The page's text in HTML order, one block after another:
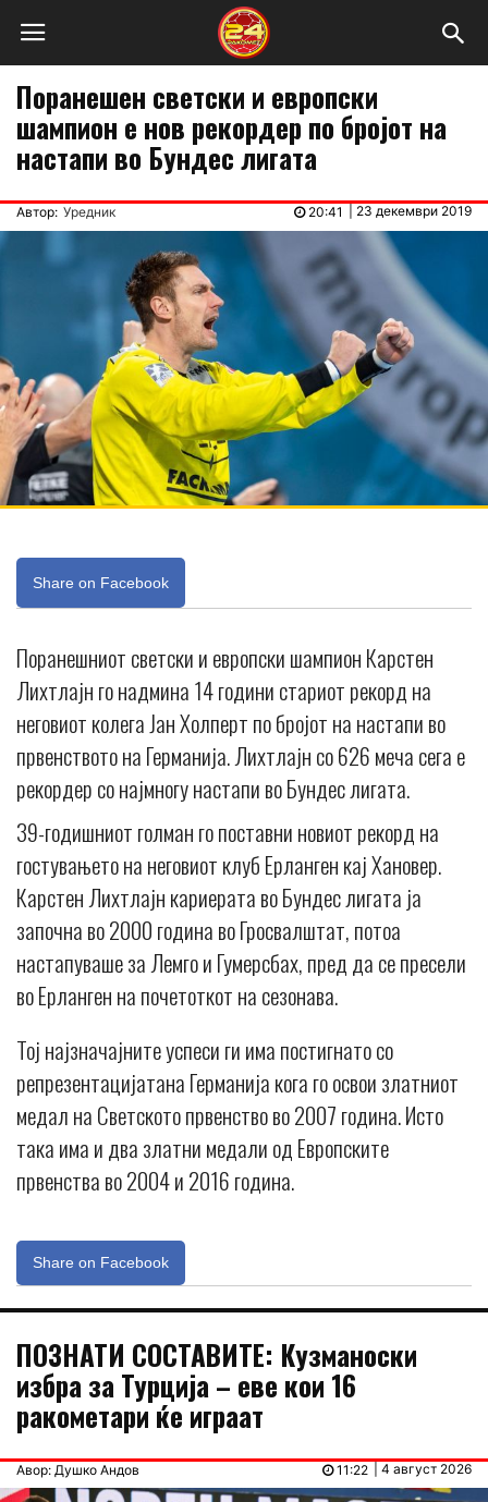
Поранешен светски и европски
шампион е нов рекордер по бројот на
настапи во Бундес лигата
Автор: Уредник 23 декември 2019
20:41
Share on Facebook
Поранешниот светски и европски шампион Карстен
Лихтлајн го надмина 14 години стариот рекорд на
неговиот колега Јан Холперт по бројот на настапи во
првенството на Германија. Лихтлајн со 626 меча сега е
рекордер со најмногу настапи во Бундес лигата.
39-годишниот голман го поставни новиот рекорд на
гостувањето на неговиот клуб Ерланген кај Хановер.
Карстен Лихтлајн кариерата во Бундес лигата ја
започна во 2000 година во Гросвалштат, потоа
настапуваше за Лемго и Гумерсбах, пред да се пресели
во Ерланген на почетоткот на сезонава.
Тој најзначајните успеси ги има постигнато со
репрезентацијатана Германија кога го освои златниот
медал на Светското првенство во 2007 година. Исто
така има и два златни медали од Европските
првенства во 2004 и 2016 година.
Share on Facebook
ПОЗНАТИ СОСТАВИТЕ: Кузманоски
избра за Турција – еве кои 16
ракометари ќе играат
Авор: Душко Андов | 4 август 2026
11:22